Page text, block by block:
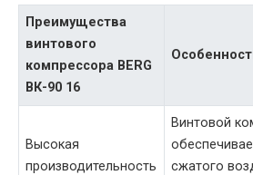
Преимущества
винтового
компрессора BERG
ВК-90 16
Высокая
производительность
Винтовой
сжатого